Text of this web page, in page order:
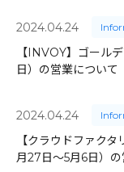
2024.04.24
【INVOY】ゴール
日）の営業について
2024.04.24
【クラウドファク
月27日～5月6日）